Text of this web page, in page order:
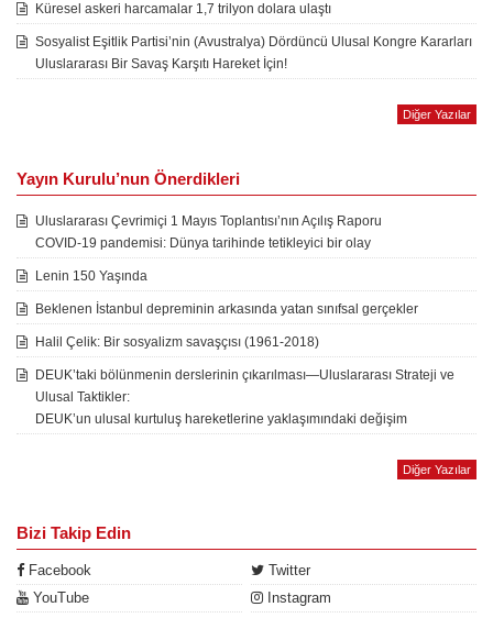
Küresel askeri harcamalar 1,7 trilyon dolara ulaştı
Sosyalist Eşitlik Partisi’nin (Avustralya) Dördüncü Ulusal Kongre Kararları
Uluslararası Bir Savaş Karşıtı Hareket İçin!
Diğer Yazılar
Yayın Kurulu’nun Önerdikleri
Uluslararası Çevrimiçi 1 Mayıs Toplantısı’nın Açılış Raporu
COVID-19 pandemisi: Dünya tarihinde tetikleyici bir olay
Lenin 150 Yaşında
Beklenen İstanbul depreminin arkasında yatan sınıfsal gerçekler
Halil Çelik: Bir sosyalizm savaşçısı (1961-2018)
DEUK’taki bölünmenin derslerinin çıkarılması—Uluslararası Strateji ve
Ulusal Taktikler:
DEUK’un ulusal kurtuluş hareketlerine yaklaşımındaki değişim
Diğer Yazılar
Bizi Takip Edin
Facebook
Twitter
YouTube
Instagram